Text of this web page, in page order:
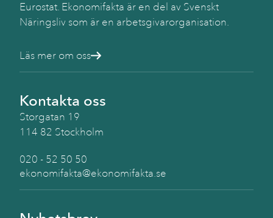
Eurostat. Ekonomifakta är en del av Svenskt
Näringsliv som är en arbetsgivarorganisation.
Läs mer om oss
Kontakta oss
Storgatan 19
114 82 Stockholm
020 - 52 50 50
ekonomifakta@ekonomifakta.se